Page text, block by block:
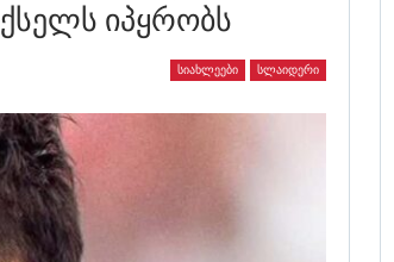
Იპყრობს
ᲡᲘᲐᲮᲚᲔᲔᲑᲘ ᲡᲚᲐᲘᲓᲔᲠᲘ